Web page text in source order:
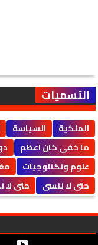
التسميات
الملكية السياسة
ما خفى كان اعظم
علوم وتكنلوجيات
حتى لا ننسى
حتى لا